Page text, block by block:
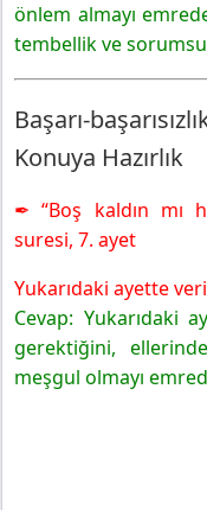
önlem almayı
tembellik ve
Başarı-
Konuya Hazırlık
✒ “Boş kaldın mı
suresi, 7. ayet
Yukarıdaki ayette
Cevap: Yukarıdaki
gerektiğini,
meşgul olmayı